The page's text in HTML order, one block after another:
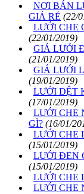
NƠI BÁN
GIÁ RẺ (22/
LƯỚI CHE
(22/01/2019)
GIÁ LƯỚI
(21/01/2019)
GIÁ LƯỚI
(19/01/2019)
LƯỚI DỆT
(17/01/2019)
LƯỚI CHE
GÌ? (16/01/
LƯỚI CHE
(15/01/2019)
LƯỚI ĐEN
(15/01/2019)
LƯỚI CHE
LƯỚI CHE